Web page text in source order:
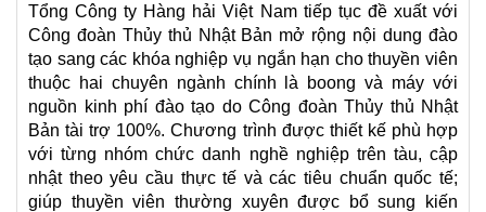
Tổng Công ty Hàng hải Việt Nam tiếp tục đề xuất với
Công đoàn Thủy thủ Nhật Bản mở rộng nội dung đào
tạo sang các khóa nghiệp vụ ngắn hạn cho thuyền viên
thuộc hai chuyên ngành chính là boong và máy với
nguồn kinh phí đào tạo do Công đoàn Thủy thủ Nhật
Bản tài trợ 100%. Chương trình được thiết kế phù hợp
với từng nhóm chức danh nghề nghiệp trên tàu, cập
nhật theo yêu cầu thực tế và các tiêu chuẩn quốc tế;
giúp thuyền viên thường xuyên được bổ sung kiến